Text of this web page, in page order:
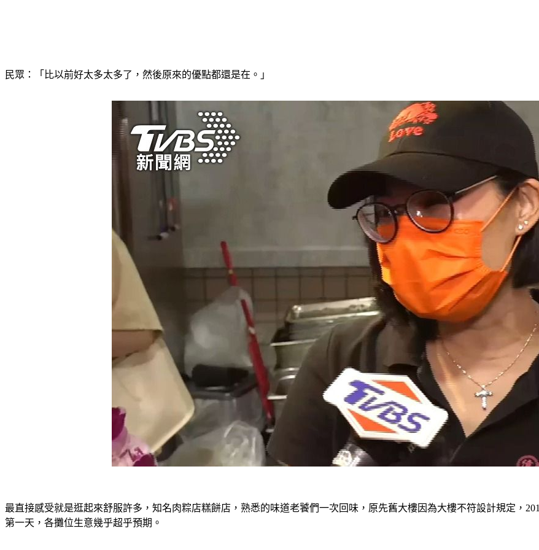
民眾：「比以前好太多太多了，然後原來的優點都還是在。」
最直接感受就是逛起來舒服許多，知名肉粽店糕餅店，熟悉的味道老饕們一次回味，原先舊大樓因為大樓不符設計規定，
第一天，各攤位生意幾乎超乎預期。